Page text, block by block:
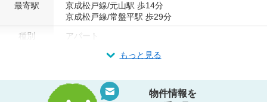
最寄駅
京成松戸線/元山駅 歩14分
京成松戸線/常盤平駅 歩29分
種別
アパート
もっと見る
物件情報を